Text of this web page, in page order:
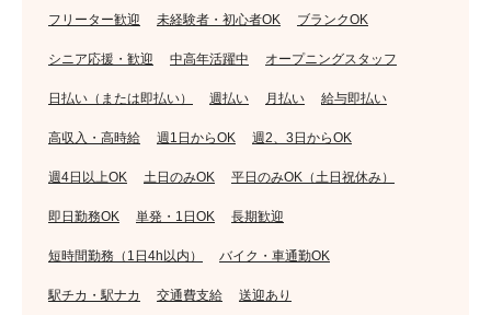
フリーター歓迎 未経験者・初心者OK ブランクOK
シニア応援・歓迎 中高年活躍中 オープニングスタッフ
日払い（または即払い） 週払い 月払い 給与即払い
高収入・高時給 週1日からOK 週2、3日からOK
週4日以上OK 土日のみOK 平日のみOK（土日祝休み）
即日勤務OK 単発・1日OK 長期歓迎
短時間勤務（1日4h以内） バイク・車通勤OK
駅チカ・駅ナカ 交通費支給 送迎あり